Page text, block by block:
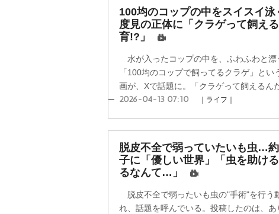
100均のコップの中をスイスイ
度見の正体に「クラゲって飼え
育!?」
水が入ったコップの中を、ふわふわと漂
「100均のコップで飼ってるクラゲ」と
画が、Xで話題に。「クラゲって飼えるん
2026-04-13 07:10 ｜ライフ｜
脱皮不全で弱っていたいも虫…
子に「優しい世界」「虫を助け
るなんて…」
脱皮不全で弱ったいも虫の"手術"を行う
れ、話題を呼んでいる。投稿したのは、